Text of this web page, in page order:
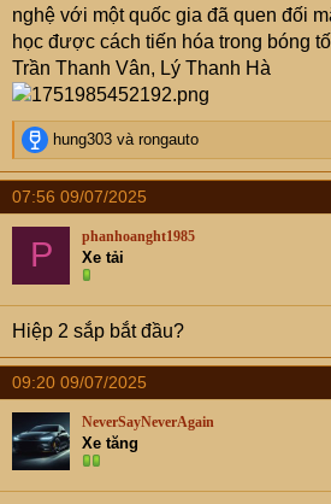
nghệ với một quốc gia đã quen đối
học được cách tiến hóa trong bóng
Trần Thanh Vân, Lý Thanh Hà
R
e
a
c
t
n
s
:
hung303 và rongauto
07:56 09/07/2025
P phanhoanght1985
Xe tải
Hiệp 2 sắp bắt đầu?
09:20 09/07/2025
NeverSayNeverAgain
Xe tăng